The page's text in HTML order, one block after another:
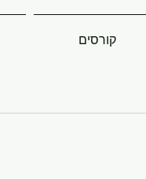
קורסים